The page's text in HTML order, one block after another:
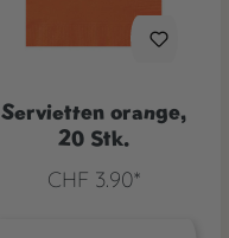
Servietten orange,
20 Stk.
CHF 3.90*